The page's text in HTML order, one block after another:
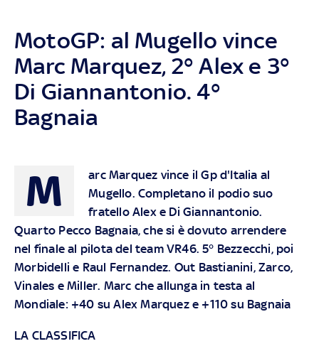
MotoGP: al Mugello vince
Marc Marquez, 2° Alex e 3°
Di Giannantonio. 4°
Bagnaia
M
arc Marquez vince il Gp d'Italia al
Mugello. Completano il podio suo
fratello Alex e Di Giannantonio.
Quarto Pecco Bagnaia, che si è dovuto arrendere
nel finale al pilota del team VR46. 5° Bezzecchi, poi
Morbidelli e Raul Fernandez. Out Bastianini, Zarco,
Vinales e Miller. Marc che allunga in testa al
Mondiale: +40 su Alex Marquez e +110 su Bagnaia
LA CLASSIFICA